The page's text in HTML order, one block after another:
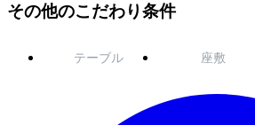
その他のこだわり条件
テーブル 座敷